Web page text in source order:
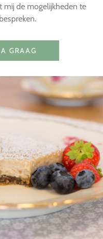
mij de mogelijkheden te
bespreken.
GRAAG